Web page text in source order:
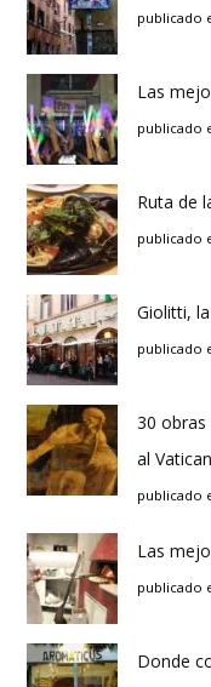
publicado
Las
publicado
Ruta de
publicado
Giolitti,
publicado
30
al
publicado
Las
publicado
Donde